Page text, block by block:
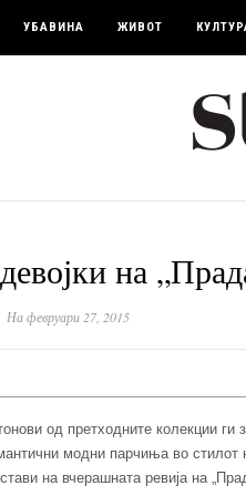
УБАВИНА ЖИВОТ
на
На февруари 27, 2015
од претходните колекции
модни парчиња во стилот
на вчерашната ревија на